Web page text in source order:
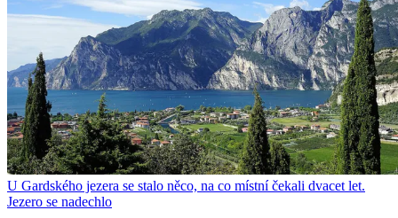
U Gardského jezera se stalo něco, na co místní čekali dvacet let.
Jezero se nadechlo